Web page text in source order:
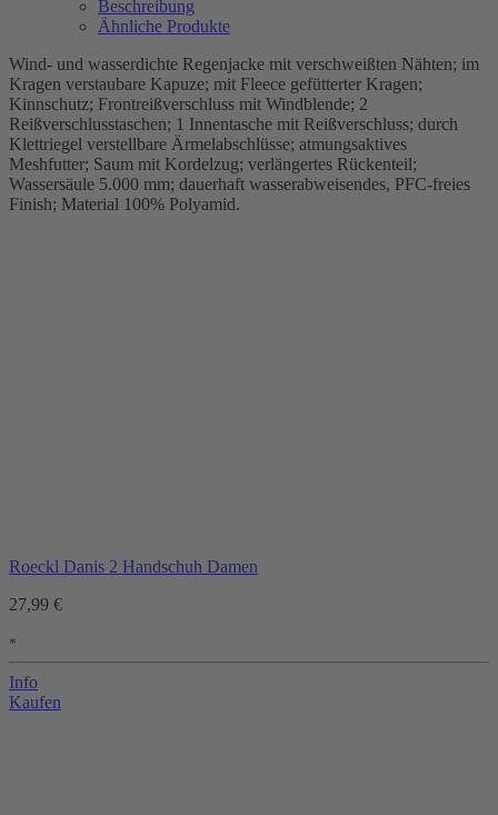
Beschreibung
Ähnliche Produkte
Wind- und wasserdichte Regenjacke mit verschweißten Nähten; im
Kragen verstaubare Kapuze; mit Fleece gefütterter Kragen;
Kinnschutz; Frontreißverschluss mit Windblende; 2
Reißverschlusstaschen; 1 Innentasche mit Reißverschluss; durch
Klettriegel verstellbare Ärmelabschlüsse; atmungsaktives
Meshfutter; Saum mit Kordelzug; verlängertes Rückenteil;
Wassersäule 5.000 mm; dauerhaft wasserabweisendes, PFC-freies
Finish; Material 100% Polyamid.
Roeckl Danis 2 Handschuh Damen
27,99 €
*
Info
Kaufen